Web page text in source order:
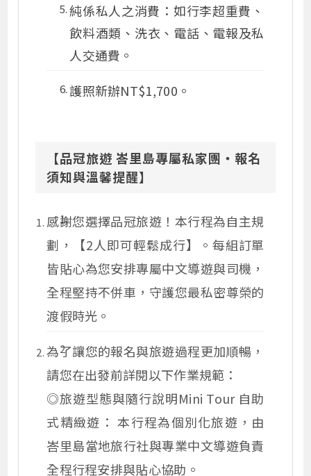
純係私人之消費：如行李超重費、
飲料酒類、洗衣、電話、電報及私
人交通費。
護照新辦NT$1,700。
【品冠旅遊 峇里島專屬私家團・報名
須知與溫馨提醒】
感謝您選擇品冠旅遊！本行程為自主規
劃，【2人即可輕鬆成行】。每組訂單
皆貼心為您安排專屬中文導遊與司機，
全程堅持不併車，守護您最私密尊榮的
渡假時光。
為了讓您的報名與旅遊過程更加順暢，
請您在出發前詳閱以下作業規範：
◎旅遊型態與隨行說明Mini Tour 自助
式精緻遊： 本行程為個別化旅遊，由
峇里島當地旅行社與專業中文導遊負責
全程行程安排與貼心協助。